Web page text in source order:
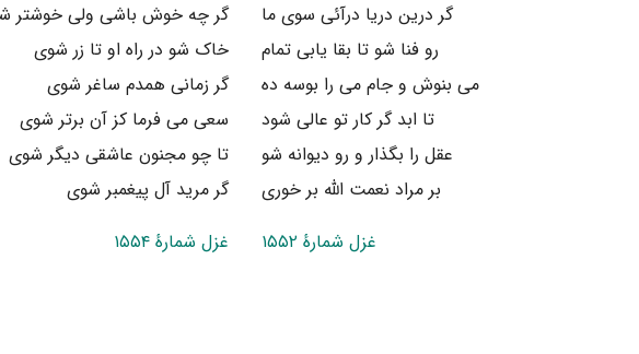
گر درین دریا درآئی سوی ما
گر چه خوش باشی ولی خوشتر
رو فنا شو تا بقا یابی تمام
خاک شو در راه او تا زر شوی
می بنوش و جام می را بوسه ده
گر زمانی همدم ساغر شوی
تا ابد گر کار تو عالی شود
سعی می فرما کز آن برتر شوی
عقل را بگذار و رو دیوانه شو
تا چو مجنون عاشقی دیگر شوی
بر مراد نعمت الله بر خوری
گر مرید آل پیغمبر شوی
غزل شمارهٔ ۱۵۵۲
غزل شمارهٔ ۱۵۵۴